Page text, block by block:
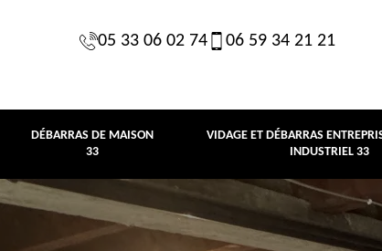
05 33 06 02 74 06 59 34 21 21
DÉBARRAS DE MAISON
33
VIDAGE ET DÉBARRAS
INDUSTRIEL 33